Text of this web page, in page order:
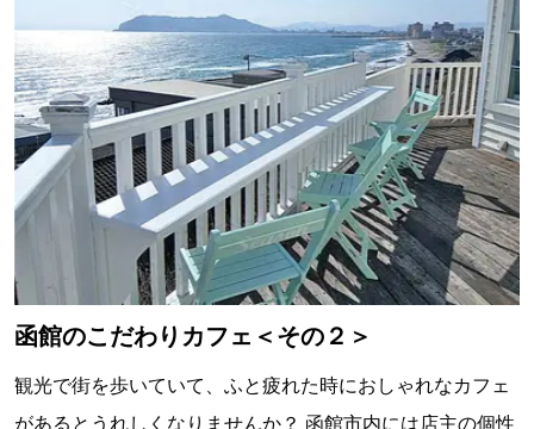
函館のこだわりカフェ＜その２＞
観光で街を歩いていて、ふと疲れた時におしゃれなカフェ
があるとうれしくなりませんか？ 函館市内には店主の個性